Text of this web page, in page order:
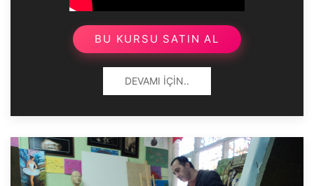
BU KURSU SATIN AL
DEVAMI İÇIN..